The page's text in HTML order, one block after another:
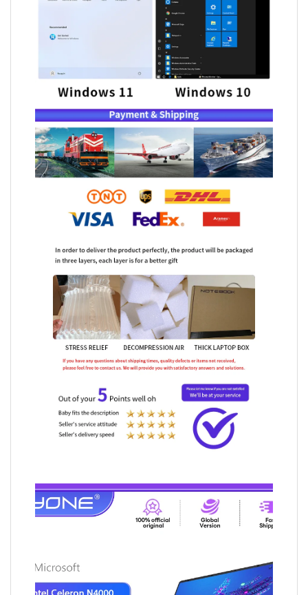
Video
Player